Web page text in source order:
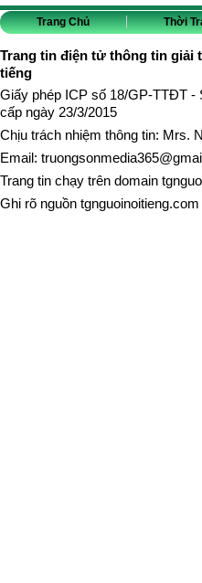
Trang Chủ Thời
Trang tin điện tử thông tin giải
tiếng
Giấy phép ICP số 18/GP-TTĐT -
cấp ngày 23/3/2015
Chịu trách nhiệm thông tin: Mrs.
Email:
Trang tin chạy trên domain
Ghi rõ nguồn tgnguoinoitieng.com